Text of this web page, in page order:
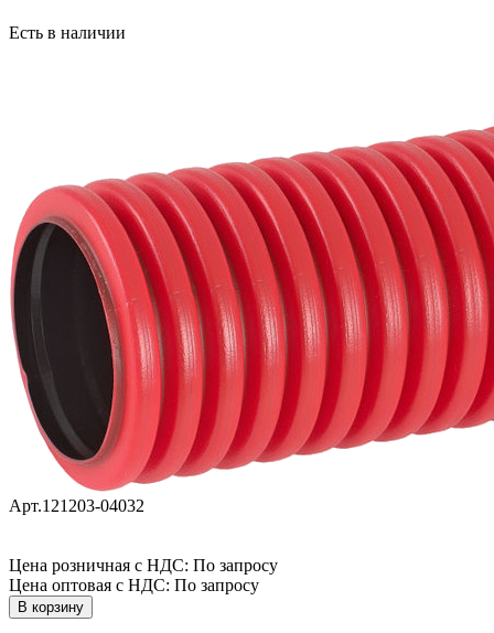
Есть в наличии
Арт.121203-04032
Цена розничная с НДС: По запросу
Цена оптовая с НДС: По запросу